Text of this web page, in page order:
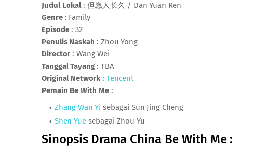
Judul Lokal: 但愿人长久 / Dan Yuan Ren
Genre : Family
Episode : 32
Penulis Naskah : Zhou Yong
Director : Wang Wei
Tanggal Tayang : TBA
Original Network : Tencent
Pemain Be With Me :
Zhang Wan Yi sebagai Sun Jing Cheng
Shen Yue sebagai Zhou Yu
Sinopsis Drama China Be With Me :